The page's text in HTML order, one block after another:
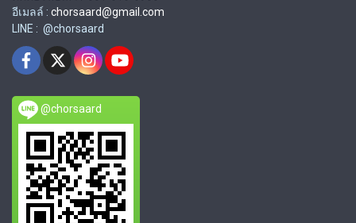
อีเมลล์ : chorsaard@gmail.com
LINE : @chorsaard
@chorsaard